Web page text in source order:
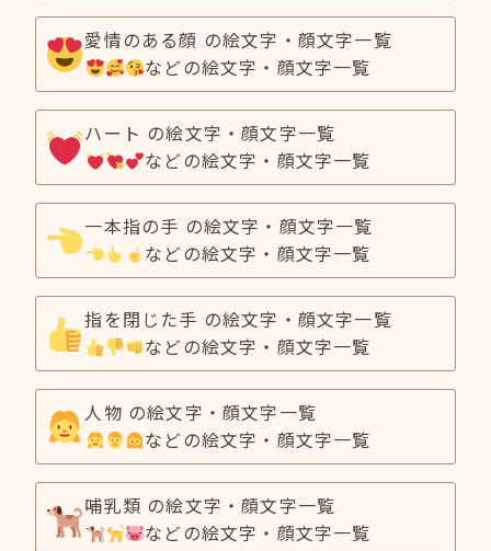
愛情のある顔 の絵文字・顔文字一覧
などの絵文字・顔文字一覧
ハート の絵文字・顔文字一覧
などの絵文字・顔文字一覧
一本指の手 の絵文字・顔文字一覧
などの絵文字・顔文字一覧
指を閉じた手 の絵文字・顔文字一覧
などの絵文字・顔文字一覧
人物 の絵文字・顔文字一覧
などの絵文字・顔文字一覧
哺乳類 の絵文字・顔文字一覧
などの絵文字・顔文字一覧